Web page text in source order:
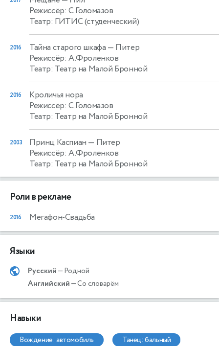
Режиссёр: С.Голомазов
Театр: ГИТИС (студенческий)
2016 Тайна старого шкафа — Питер
Режиссёр: А.Фроленков
Театр: Театр на Малой Бронной
2016
Кроличья нора
Режиссёр: С.Голомазов
Театр: Театр на Малой Бронной
2003 Принц Каспиан — Питер
Режиссёр: А.Фроленков
Театр: Театр на Малой Бронной
Роли в рекламе
2016 Мегафон-Свадьба
Языки
Русский— Родной
Английский— Со словарём
Навыки
вождение: автомобиль танец: бальный